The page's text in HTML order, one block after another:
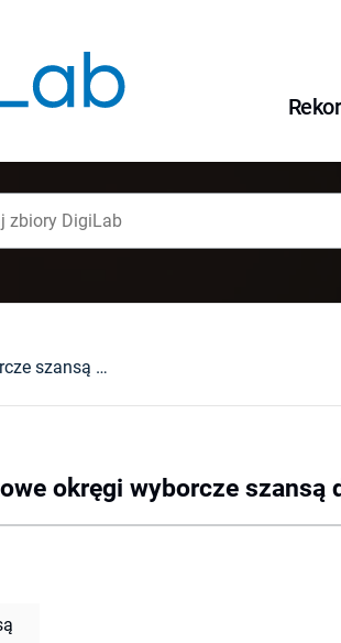
Jednomandatowe okręgi wyborcze szansą dla Polski
okręgi wyborcze szansą